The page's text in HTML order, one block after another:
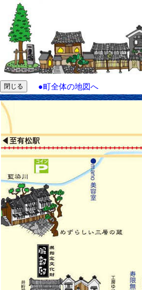
●町全体の地図へ